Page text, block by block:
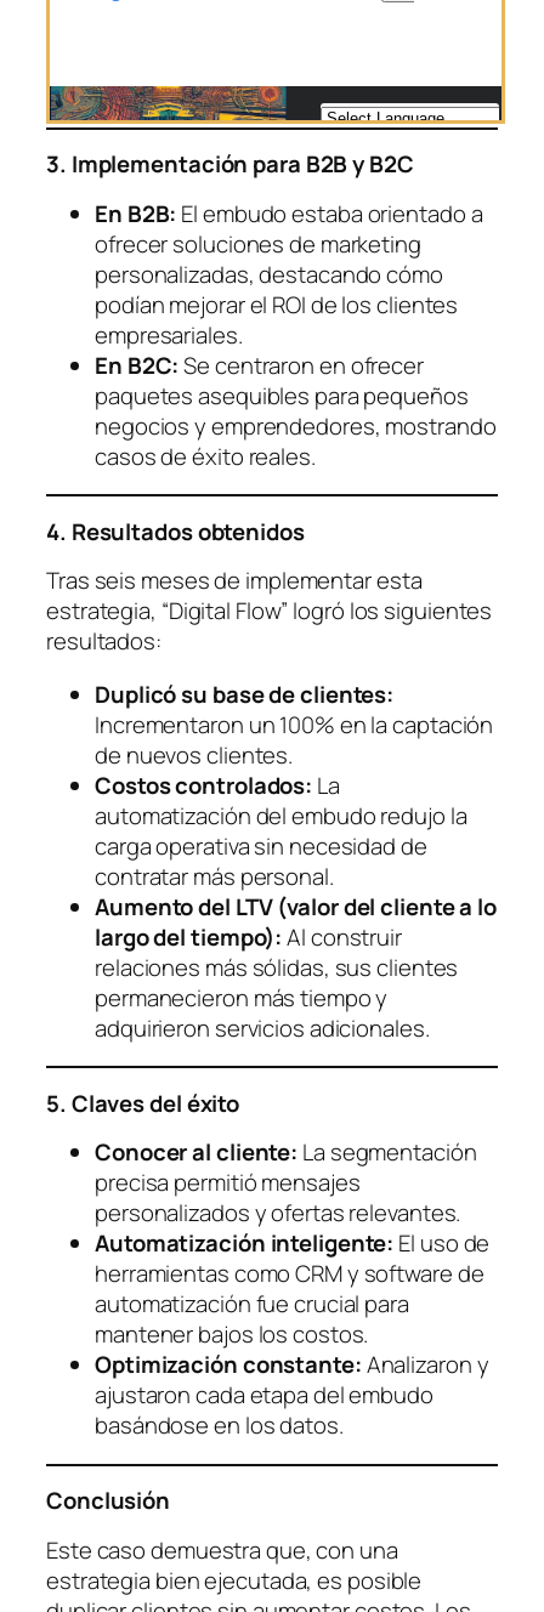
3. Implementación para B2B y B2C
En B2B: El embudo estaba orientado a
ofrecer soluciones de marketing
personalizadas, destacando cómo
podían mejorar el ROI de los clientes
empresariales.
En B2C:Se centraron en ofrecer
paquetes asequibles para pequeños
negocios y emprendedores, mostrando
casos de éxito reales.
4. Resultados obtenidos
Tras seis meses de implementar esta
estrategia, “Digital Flow” logró los siguientes
resultados:
Duplicó su base de clientes:
Incrementaron un 100% en la captación
de nuevos clientes.
Costos controlados: La
automatización del embudo redujo la
carga operativa sin necesidad de
contratar más personal.
Aumento del LTV (valor del cliente a lo
largo del tiempo):Al construir
relaciones más sólidas, sus clientes
permanecieron más tiempo y
adquirieron servicios adicionales.
5. Claves del éxito
Conocer al cliente: La segmentación
precisa permitió mensajes
personalizados y ofertas relevantes.
Automatización inteligente: El uso de
herramientas como CRM y software de
automatización fue crucial para
mantener bajos los costos.
Optimización constante:Analizaron y
ajustaron cada etapa del embudo
basándose en los datos.
Conclusión
Este caso demuestra que, con una
estrategia bien ejecutada, es posible